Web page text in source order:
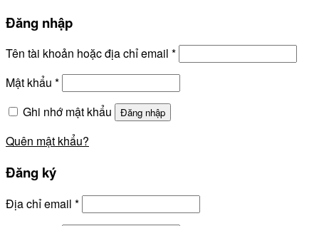
Đăng nhập
Tên tài khoản hoặc địa chỉ email *
Mật khẩu *
Ghi nhớ mật khẩu
Đăng nhập
Quên mật khẩu?
Đăng ký
Địa chỉ email *